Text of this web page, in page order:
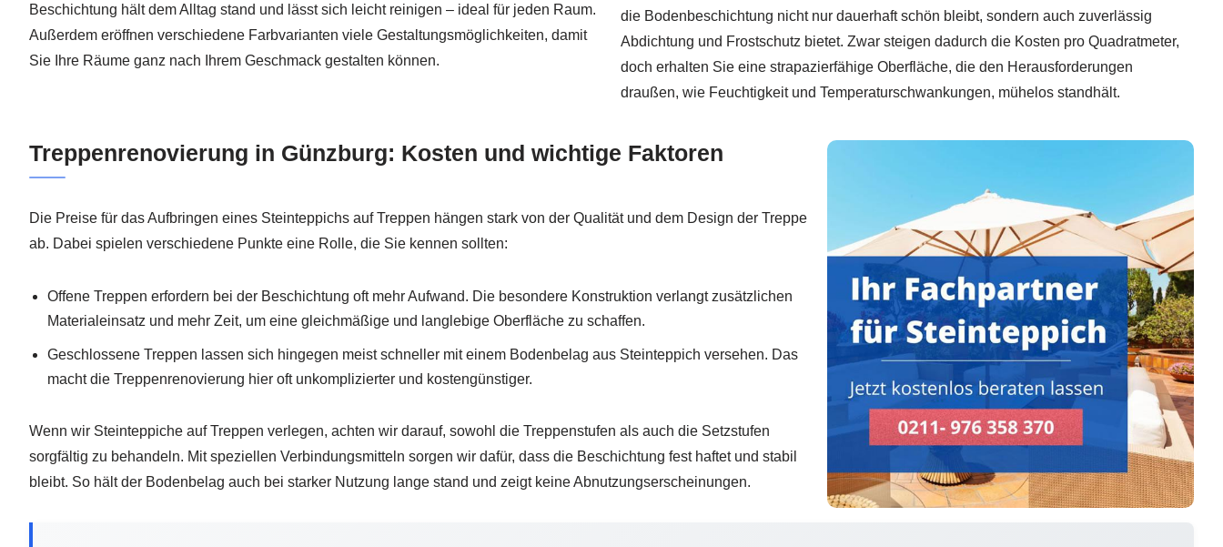
Beschichtung hält dem Alltag stand und lässt sich leicht reinigen – ideal für jeden Raum.
Außerdem eröffnen verschiedene Farbvarianten viele Gestaltungsmöglichkeiten, damit
Sie Ihre Räume ganz nach Ihrem Geschmack gestalten können.
die Bodenbeschichtung nicht nur dauerhaft schön bleibt, sondern auch zuverlässig
Abdichtung und Frostschutz bietet. Zwar steigen dadurch die Kosten pro Quadratmeter,
doch erhalten Sie eine strapazierfähige Oberfläche, die den Herausforderungen
draußen, wie Feuchtigkeit und Temperaturschwankungen, mühelos standhält.
Treppenrenovierung in Günzburg: Kosten und wichtige Faktoren
Die Preise für das Aufbringen eines Steinteppichs auf Treppen hängen stark von der Qualität und dem Design der Treppe
ab. Dabei spielen verschiedene Punkte eine Rolle, die Sie kennen sollten:
Offene Treppen erfordern bei der Beschichtung oft mehr Aufwand. Die besondere Konstruktion verlangt zusätzlichen
Materialeinsatz und mehr Zeit, um eine gleichmäßige und langlebige Oberfläche zu schaffen.
Geschlossene Treppen lassen sich hingegen meist schneller mit einem Bodenbelag aus Steinteppich versehen. Das
macht die Treppenrenovierung hier oft unkomplizierter und kostengünstiger.
Wenn wir Steinteppiche auf Treppen verlegen, achten wir darauf, sowohl die Treppenstufen als auch die Setzstufen
sorgfältig zu behandeln. Mit speziellen Verbindungsmitteln sorgen wir dafür, dass die Beschichtung fest haftet und stabil
bleibt. So hält der Bodenbelag auch bei starker Nutzung lange stand und zeigt keine Abnutzungserscheinungen.